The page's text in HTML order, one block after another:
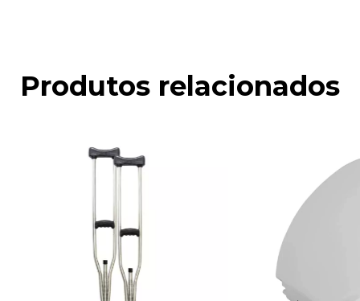
Produtos relacionados